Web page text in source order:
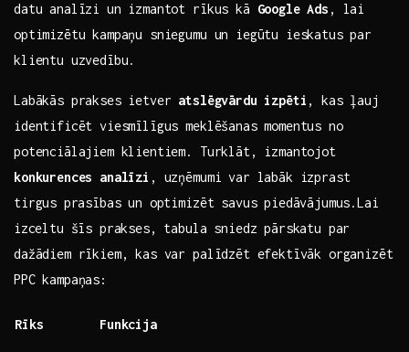
datu analīzi un‍ izmantot​ rīkus kā Google Ads , lai
optimizētu kampaņu sniegumu un iegūtu ieskatus par
klientu uzvedību.
Labākās prakses ietver atslēgvārdu izpēti , kas ļauj
identificēt viesmīlīgus meklēšanas momentus no
potenciālajiem klientiem. Turklāt, izmantojot
konkurences analīzi , uzņēmumi var labāk izprast
tirgus ⁢prasības un optimizēt savus piedāvājumus.Lai
⁢izceltu šīs prakses, tabula sniedz pārskatu par‍
dažādiem rīkiem, kas var palīdzēt efektīvāk organizēt
PPC kampaņas:
Rīks Funkcija